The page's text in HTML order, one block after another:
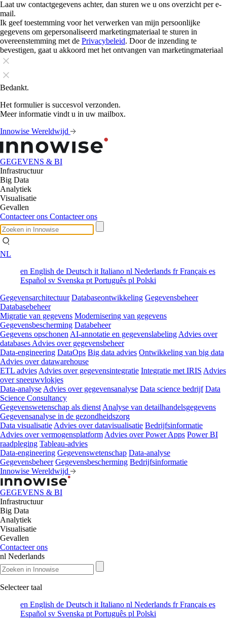
Laat uw contactgegevens achter, dan sturen we u ons overzicht per e-
mail.
Ik geef toestemming voor het verwerken van mijn persoonlijke
gegevens om gepersonaliseerd marketingmateriaal te sturen in
overeenstemming met de Privacybeleid. Door de inzending te
bevestigen, gaat u akkoord met het ontvangen van marketingmateriaal
Bedankt.
Het formulier is succesvol verzonden.
Meer informatie vindt u in uw mailbox.
Innowise Wereldwijd
GEGEVENS & BI
Infrastructuur
Big Data
Analytiek
Visualisatie
Gevallen
Contacteer ons Contacteer ons
NL
en English de Deutsch it Italiano nl Nederlands frFrançais es
Español sv Svenska pt Português pl Polski
Gegevensarchitectuur Databaseontwikkeling Gegevensbeheer
Databasebeheer
Migratie van gegevens Modernisering van gegevens
Gegevensbescherming Databeheer
Gegevens opschonen AI-annotatie en gegevenslabeling Advies over
databases Advies over gegevensbeheer
Data-engineering DataOps Big data advies Ontwikkeling van big data
Advies over datawarehouse
ETL advies Advies over gegevensintegratie Integratie met IRIS Advies
over sneeuwvlokjes
Data-analyse Advies over gegevensanalyse Data science bedrijf Data
Science Consultancy
Gegevenswetenschap als dienst Analyse van detailhandelsgegevens
Gegevensanalyse in de gezondheidszorg
Data visualisatie Advies over datavisualisatie Bedrijfsinformatie
Advies over vermogensplatform Advies over Power Apps Power BI
raadpleging Tableau-advies
Data-engineering Gegevenswetenschap Data-analyse
Gegevensbeheer Gegevensbescherming Bedrijfsinformatie
Innowise Wereldwijd
GEGEVENS & BI
Infrastructuur
Big Data
Analytiek
Visualisatie
Gevallen
Contacteer ons
nl Nederlands
Selecteer taal
en English de Deutsch it Italiano nl Nederlands frFrançais es
Español sv Svenska pt Português pl Polski